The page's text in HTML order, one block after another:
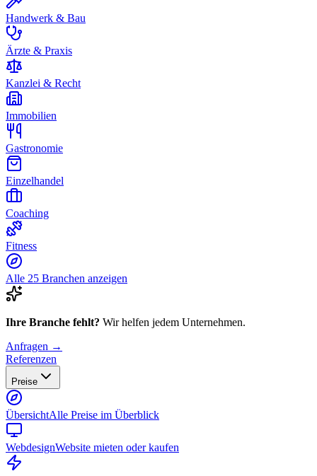
Handwerk & Bau
Ärzte & Praxis
Kanzlei & Recht
Immobilien
Gastronomie
Einzelhandel
Coaching
Fitness
Alle 25 Branchen anzeigen
Ihre Branche fehlt? Wir helfen jedem Unternehmen.
Anfragen →
Referenzen
Preise
ÜbersichtAlle Preise im Überblick
WebdesignWebsite mieten oder kaufen